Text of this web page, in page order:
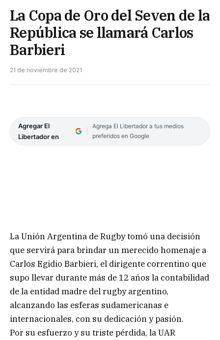
La Copa de Oro del Seven de la
República se llamará Carlos
Barbieri
21 de noviembre de 2021
Agregar El
Libertador en
Agrega El Libertador a tus medios
preferidos en Google
La Unión Argentina de Rugby tomó una decisión
que servirá para brindar un merecido homenaje a
Carlos Egidio Barbieri, el dirigente correntino que
supo llevar durante más de 12 años la contabilidad
de la entidad madre del rugby argentino,
alcanzando las esferas sudamericanas e
internacionales, con su dedicación y pasión.
Por su esfuerzo y su triste pérdida, la UAR